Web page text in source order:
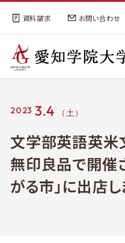
資料請求 お問い合わせ
2023 3.4
文学部英語英米
無印良品で開催
がる市」に出店